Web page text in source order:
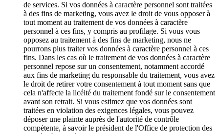
de services. Si vos données à caractère personnel sont traitées
à des fins de marketing, vous avez le droit de vous opposer à
tout moment au traitement de vos données à caractère
personnel à ces fins, y compris au profilage. Si vous vous
opposez au traitement à des fins de marketing, nous ne
pourrons plus traiter vos données à caractère personnel à ces
fins. Dans les cas où le traitement de vos données à caractère
personnel repose sur un consentement, notamment accordé
aux fins de marketing du responsable du traitement, vous avez
le droit de retirer votre consentement à tout moment sans que
cela n'affecte la licéité du traitement fondé sur le consentement
avant son retrait. Si vous estimez que vos données sont
traitées en violation des exigences légales, vous pouvez
déposer une plainte auprès de l'autorité de contrôle
compétente, à savoir le président de l'Office de protection des